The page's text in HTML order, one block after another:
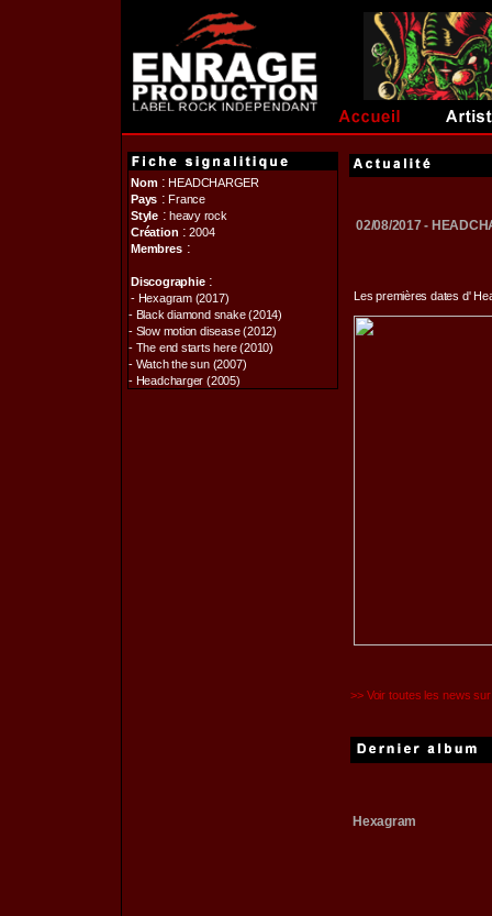
Nom : HEADCHARGER
Pays : France
Style: heavy rock
Création : 2004
Membres:
Discographie:
- Hexagram (2017)
- Black diamond snake (2014)
- Slow motion disease (2012)
- The end starts here (2010)
- Watch the sun (2007)
- Headcharger (2005)
02/08/2017 -
Les premières dates d'
>> Voir toutes les news
Hexagram